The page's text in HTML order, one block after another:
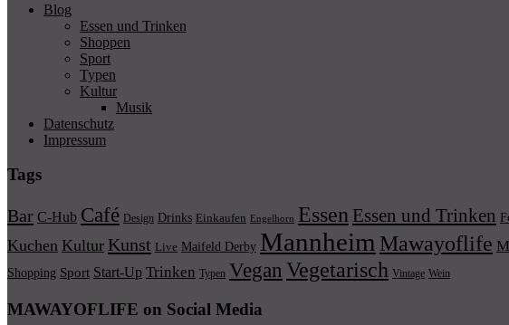
Blog
Essen und Trinken
Shoppen
Sport
Typen
Kultur
Musik
Datenschutz
Impressum
Tags
Bar C-Hub Café Design Drinks Einkaufen Engelhorn Essen Essen und Trinken
Kuchen Kultur Kunst Live Maifeld Derby Mannheim Mawayoflife
Shopping Sport Start-Up Trinken Typen Vegan Vegetarisch Vintage Wein
MAWAYOFLIFE on Social Media